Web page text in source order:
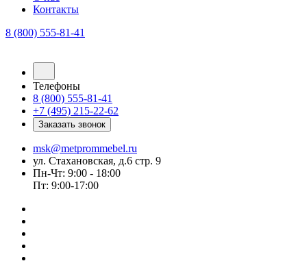
Контакты
8 (800) 555-81-41
Телефоны
8 (800) 555-81-41
+7 (495) 215-22-62
Заказать звонок
msk@metprommebel.ru
ул. Стахановская, д.6 стр. 9
Пн-Чт: 9:00 - 18:00
Пт: 9:00-17:00